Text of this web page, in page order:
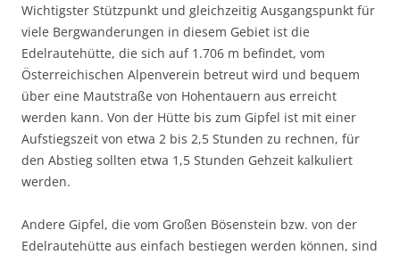
Wichtigster Stützpunkt und gleichzeitig Ausgangspunkt für
viele Bergwanderungen in diesem Gebiet ist die
Edelrautehütte, die sich auf 1.706 m befindet, vom
Österreichischen Alpenverein betreut wird und bequem
über eine Mautstraße von Hohentauern aus erreicht
werden kann. Von der Hütte bis zum Gipfel ist mit einer
Aufstiegszeit von etwa 2 bis 2,5 Stunden zu rechnen, für
den Abstieg sollten etwa 1,5 Stunden Gehzeit kalkuliert
werden.
Andere Gipfel, die vom Großen Bösenstein bzw. von der
Edelrautehütte aus einfach bestiegen werden können, sind